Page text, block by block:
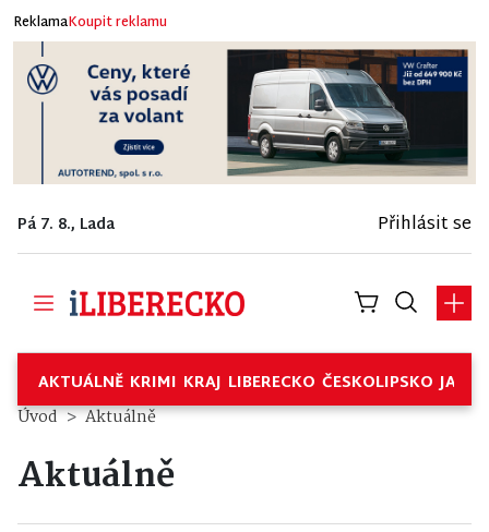
ReklamaKoupit reklamu
Pá 7. 8., Lada Přihlásit se
AKTUÁLNĚ KRIMI KRAJ LIBERECKO ČESKOLIPSKO
Úvod Aktuálně
Aktuálně